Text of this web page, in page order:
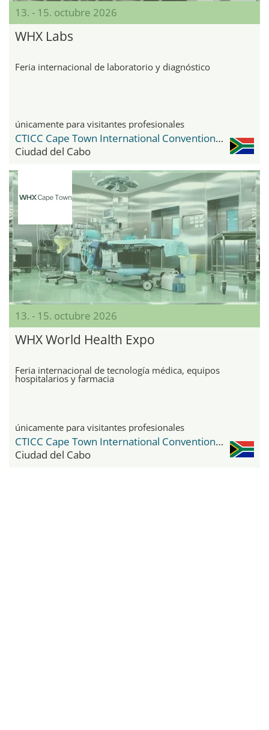
13. - 15. octubre 2026
WHX Labs
Feria internacional de laboratorio y diagnóstico
únicamente para visitantes profesionales
CTICC Cape Town International Convention Center
Ciudad del Cabo
13. - 15. octubre 2026
WHX World Health Expo
Feria internacional de tecnología médica, equipos
hospitalarios y farmacia
únicamente para visitantes profesionales
CTICC Cape Town International Convention Center
Ciudad del Cabo